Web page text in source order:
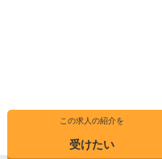
この求人の紹介を
受けたい